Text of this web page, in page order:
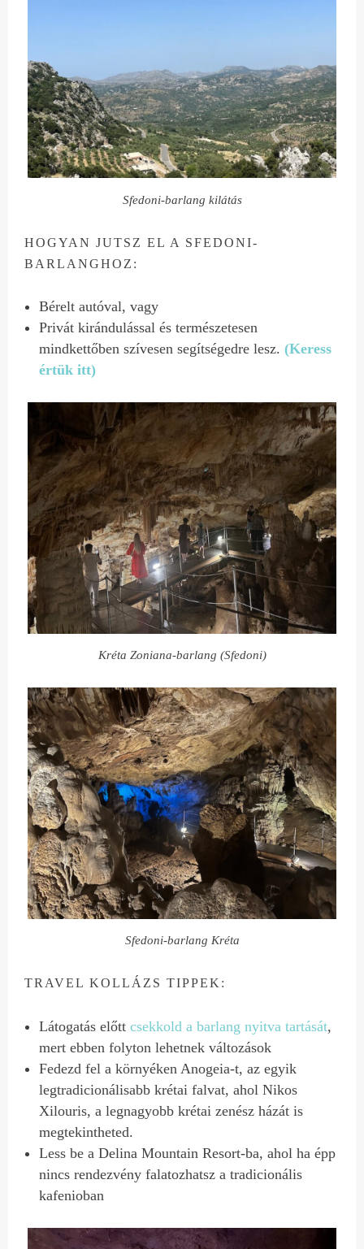
Sfedoni-barlang kilátás
HOGYAN JUTSZ EL A SFEDONI-
BARLANGHOZ:
Bérelt autóval, vagy
Privát kirándulással és természetesen
mindkettőben szívesen segítségedre lesz.(Keress
értük itt)
Kréta Zoniana-barlang (Sfedoni)
Sfedoni-barlang Kréta
TRAVEL KOLLÁZS TIPPEK:
Látogatás előttcsekkold a barlang nyitva tartását,
mert ebben folyton lehetnek változások
Fedezd fel a környéken Anogeia-t, az egyik
legtradicionálisabb krétai falvat, ahol Nikos
Xilouris, a legnagyobb krétai zenész házát is
megtekintheted.
Less be a Delina Mountain Resort-ba, ahol ha épp
nincs rendezvény falatozhatsz a tradicionális
kafenioban